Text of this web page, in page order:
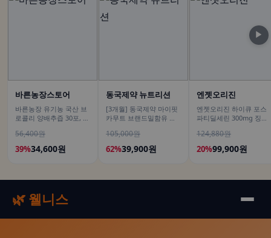
바른농장스토어
바른농장 유기농 국산 브
로콜리 양배추즙 30포, 1
56,400원
39%34,600원
동국제약 뉴트리션
[3개월] 동국제약 마이핏
카무트 브랜드밀함유 효
치 30포, 3개
105,000원
62%39,900원
엔젯오리진
엔젯오리진 하이큐 포스
파티딜세린 300mg 징코
슐, 5개
124,880원
20%99,900원
▶
🌿 웰니스